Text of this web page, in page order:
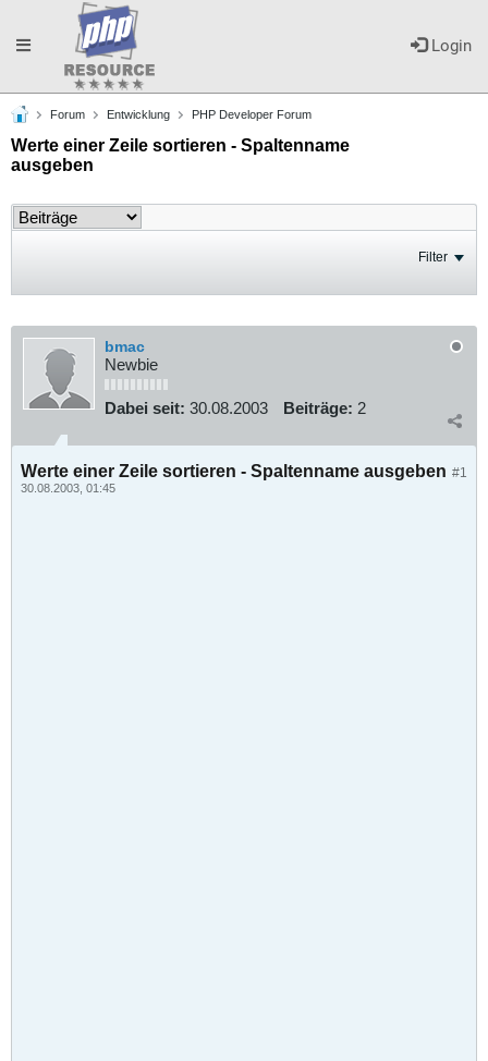
Login
Toggle
navigation
Forum Entwicklung PHP Developer Forum
Werte einer Zeile sortieren - Spaltenname
ausgeben
Filter
bmac
Newbie
Dabei seit: 30.08.2003 Beiträge: 2
#1
Werte einer Zeile sortieren - Spaltenname ausgeben
30.08.2003, 01:45